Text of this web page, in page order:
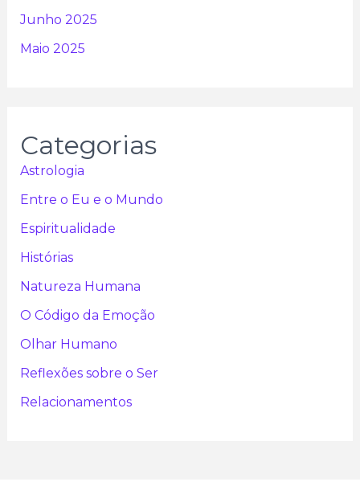
Junho 2025
Maio 2025
Categorias
Astrologia
Entre o Eu e o Mundo
Espiritualidade
Histórias
Natureza Humana
O Código da Emoção
Olhar Humano
Reflexões sobre o Ser
Relacionamentos